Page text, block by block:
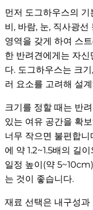
먼저 도그하우스의
비, 바람, 눈, 직사광
영역을 갖게 하여 스
한 반려견에게는 자
다. 도그하우스는 크
러 요소를 고려해 설
크기를 정할 때는 반
있는 여유 공간을 확
너무 작으면 불편합
에 약 1.2~1.5배의 길
일정 높이(약
는 것이 좋습니다.
재료 선택은 내구성